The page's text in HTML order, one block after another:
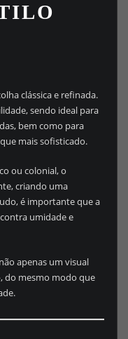
clássica e refinada.
sendo ideal para
bem como para
mais sofisticado.
ou colonial, o
criando uma
é importante que a
umidade e
apenas um visual
do mesmo modo que